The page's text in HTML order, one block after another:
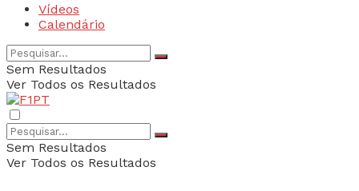
Vídeos
Calendário
Sem Resultados
Ver Todos os Resultados
Sem Resultados
Ver Todos os Resultados